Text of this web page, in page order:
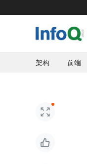
架构 前端

